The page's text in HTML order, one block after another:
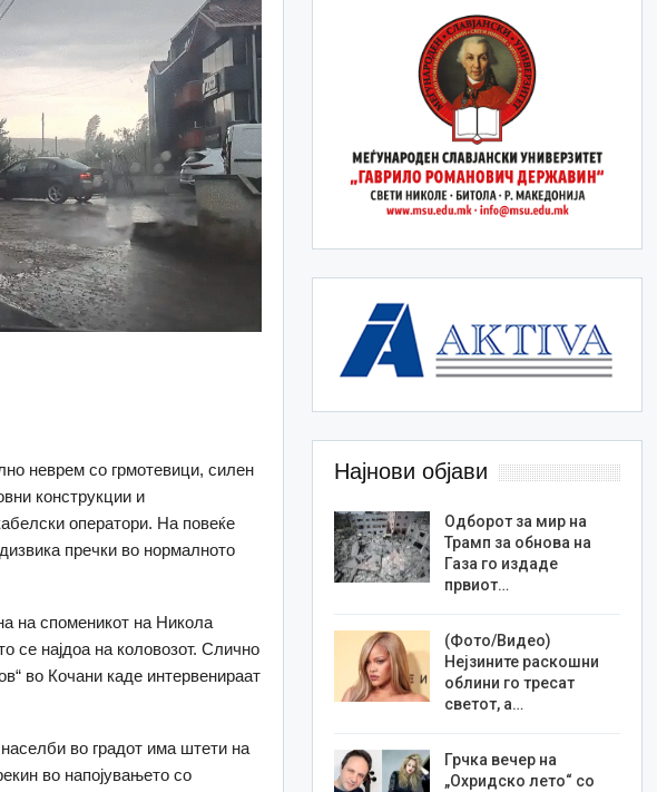
неврем со грмотевици, силен
конструкции и
оператори. На повеќе
пречки во нормалното
на споменикот на Никола
се најдоа на коловозот. Слично
во Кочани каде интервенираат
во градот има штети на
во напојувањето со
Најнови објави
Одборот за мир на
Трамп за обнова на
Газа го издаде
првиот…
(Фото/Видео)
Нејзините раскошни
облини го тресат
светот, а…
Грчка вечер на
„Охридско лето“ со